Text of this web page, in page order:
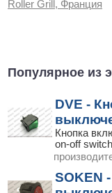
Roller Grill, Франция
Популярное из
DVE -
Кнопка
on-off
SOKEN